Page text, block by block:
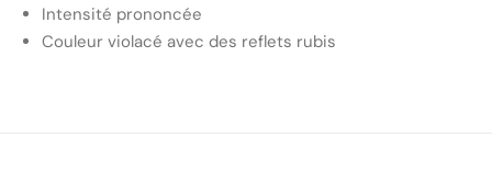
Intensité prononcée
Couleur violacé avec des reflets rubis